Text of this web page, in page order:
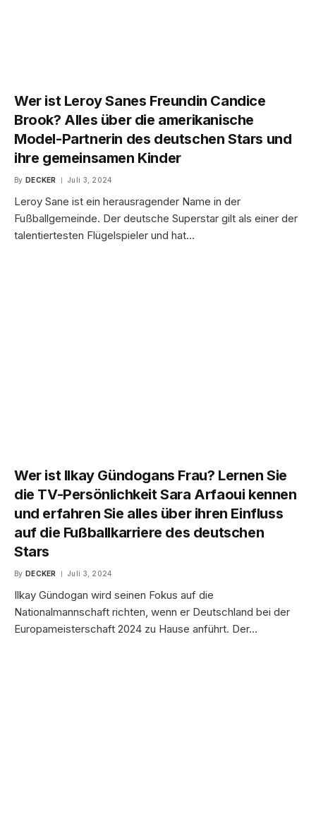
Wer ist Leroy Sanes Freundin Candice
Brook? Alles über die amerikanische
Model-Partnerin des deutschen Stars und
ihre gemeinsamen Kinder
By DECKER Juli 3, 2024
Leroy Sane ist ein herausragender Name in der
Fußballgemeinde. Der deutsche Superstar gilt als einer der
talentiertesten Flügelspieler und hat…
Wer ist Ilkay Gündogans Frau? Lernen Sie
die TV-Persönlichkeit Sara Arfaoui kennen
und erfahren Sie alles über ihren Einfluss
auf die Fußballkarriere des deutschen
Stars
By DECKER Juli 3, 2024
Ilkay Gündogan wird seinen Fokus auf die
Nationalmannschaft richten, wenn er Deutschland bei der
Europameisterschaft 2024 zu Hause anführt. Der…